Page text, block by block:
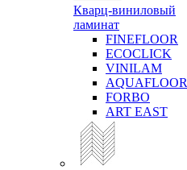
Кварц-виниловый
ламинат
FINEFLOOR
ECOCLICK
VINILAM
AQUAFLOOR
FORBO
ART EAST